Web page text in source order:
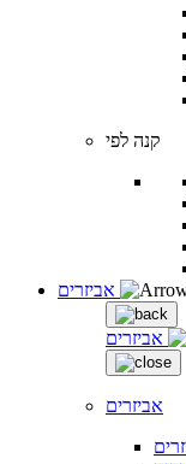
קנה לפי
אביזרים
אביזרים